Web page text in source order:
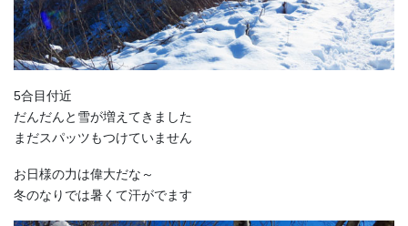
5合目付近
だんだんと雪が増えてきました
まだスパッツもつけていません
お日様の力は偉大だな～
冬のなりでは暑くて汗がでます